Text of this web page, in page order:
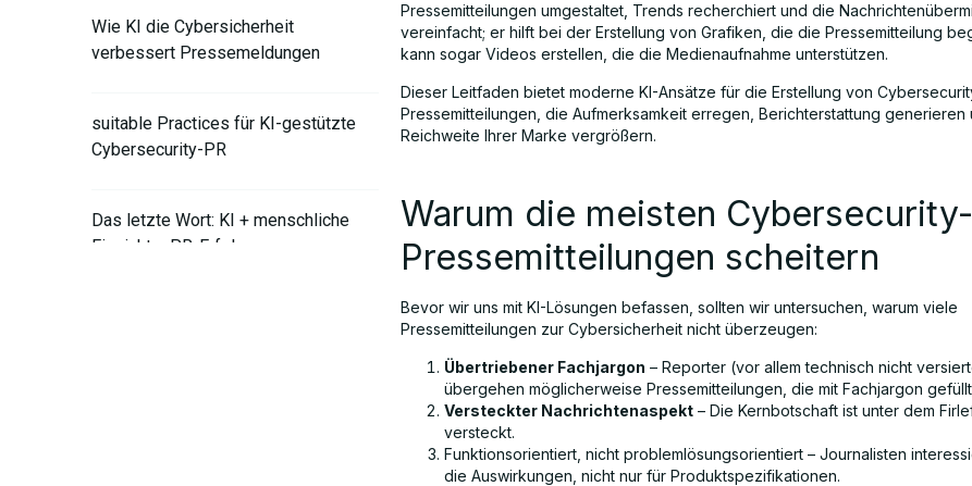
Wie KI die Cybersicherheit
verbessert Pressemeldungen
suitable Practices für KI-gestützte
Cybersecurity-PR
Das letzte Wort: KI + menschliche
Einsicht = PR-Erfolg
Pressemitteilungen umgestaltet, Trends recherchiert und die
vereinfacht; er hilft bei der Erstellung von Grafiken, die die Pressemitteilung
kann sogar Videos erstellen, die die Medienaufnahme unterstützen.
Dieser Leitfaden bietet moderne KI-Ansätze für die Erstellung von
Pressemitteilungen, die Aufmerksamkeit erregen, Berichterstattung generieren
Reichweite Ihrer Marke vergrößern.
Warum die meisten Cybersecurity-
Pressemitteilungen scheitern
Bevor wir uns mit KI-Lösungen befassen, sollten wir untersuchen, warum viele
Pressemitteilungen zur Cybersicherheit nicht überzeugen:
Übertriebener Fachjargon – Reporter (vor allem technisch nicht
übergehen möglicherweise Pressemitteilungen, die mit Fachjargon
Versteckter Nachrichtenaspekt – Die Kernbotschaft ist unter dem
versteckt.
Funktionsorientiert, nicht problemlösungsorientiert – Journalisten
die Auswirkungen, nicht nur für Produktspezifikationen.